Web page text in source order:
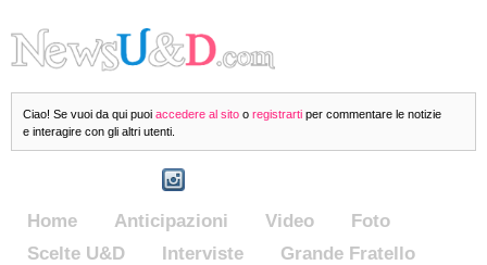
Ciao! Se vuoi da qui puoi accedere al sito o registrarti per commentare le notizie
e interagire con gli altri utenti.
Home Anticipazioni Video
Foto
Scelte U&D
Interviste
Grande Fratello